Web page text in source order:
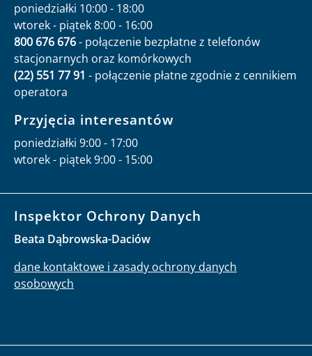
poniedziałki 10:00 - 18:00
wtorek - piątek 8:00 - 16:00
800 676 676- połączenie bezpłatne z telefonów
stacjonarnych oraz komórkowych
(22) 551 77 91 - połączenie płatne zgodnie z cennikiem
operatora
Przyjęcia interesantów
poniedziałki 9:00 - 17:00
wtorek - piątek 9:00 - 15:00
Inspektor Ochrony Danych
Beata Dąbrowska-Daciów
dane kontaktowe i zasady ochrony danych
osobowych